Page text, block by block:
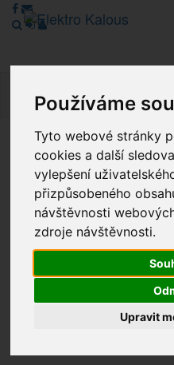
Používáme
Tyto webové stránky
cookies a další
vylepšení
přizpůsobeného
návštěvnosti
zdroje návštěvnosti.
Upravit
Vážení zákazníci, v tuto
režimu Katalogu.
Děkujeme za pochopení.
Výprodej